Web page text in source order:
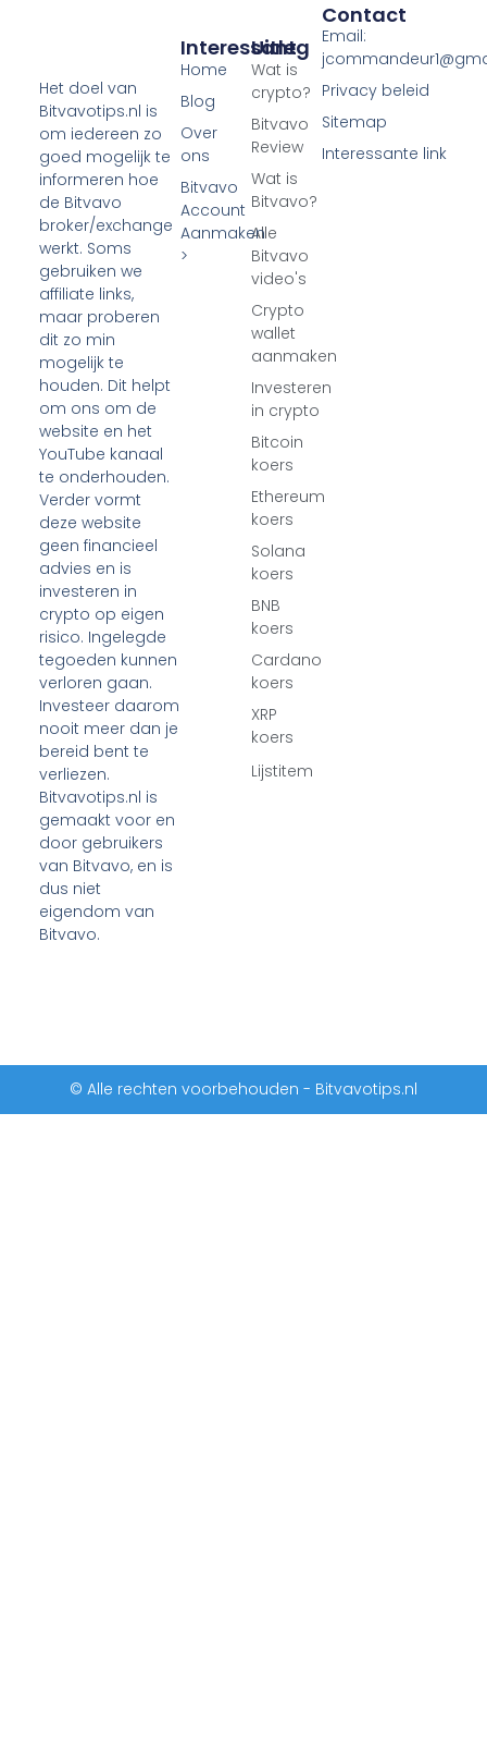
Het doel van
Bitvavotips.nl is
om iedereen zo
goed mogelijk te
informeren hoe
de Bitvavo
broker/exchange
werkt. Soms
gebruiken we
affiliate links,
maar proberen
dit zo min
mogelijk te
houden. Dit helpt
om ons om de
website en het
YouTube kanaal
te onderhouden.
Verder vormt
deze website
geen financieel
advies en is
investeren in
crypto op eigen
risico. Ingelegde
tegoeden kunnen
verloren gaan.
Investeer daarom
nooit meer dan je
bereid bent te
verliezen.
Bitvavotips.nl is
gemaakt voor en
door gebruikers
van Bitvavo, en is
dus niet
eigendom van
Bitvavo.
Uitleg
Wat is
crypto?
Bitvavo
Review
Wat is
Bitvavo?
Alle
Bitvavo
video's
Crypto
wallet
aanmaken
Investeren
in crypto
Bitcoin
koers
Ethereum
koers
Solana
koers
BNB
koers
Cardano
koers
XRP
koers
Lijstitem
Interessant
Home
Blog
Over
ons
Bitvavo
Account
Aanmaken
>
Contact
Email:
Privacy beleid
Sitemap
Interessante link
© Alle rechten voorbehouden - Bitvavotips.nl